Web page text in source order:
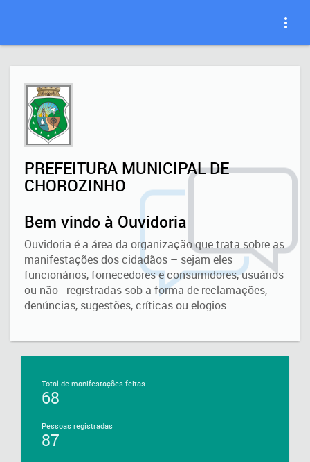
PREFEITURA MUNICIPAL DE
CHOROZINHO
Bem vindo à Ouvidoria
Ouvidoria é a área da organização que trata sobre as
manifestações dos cidadãos – sejam eles
funcionários, fornecedores e consumidores, usuários
ou não - registradas sob a forma de reclamações,
denúncias, sugestões, críticas ou elogios.
Total de manifestações feitas
68
Pessoas registradas
87